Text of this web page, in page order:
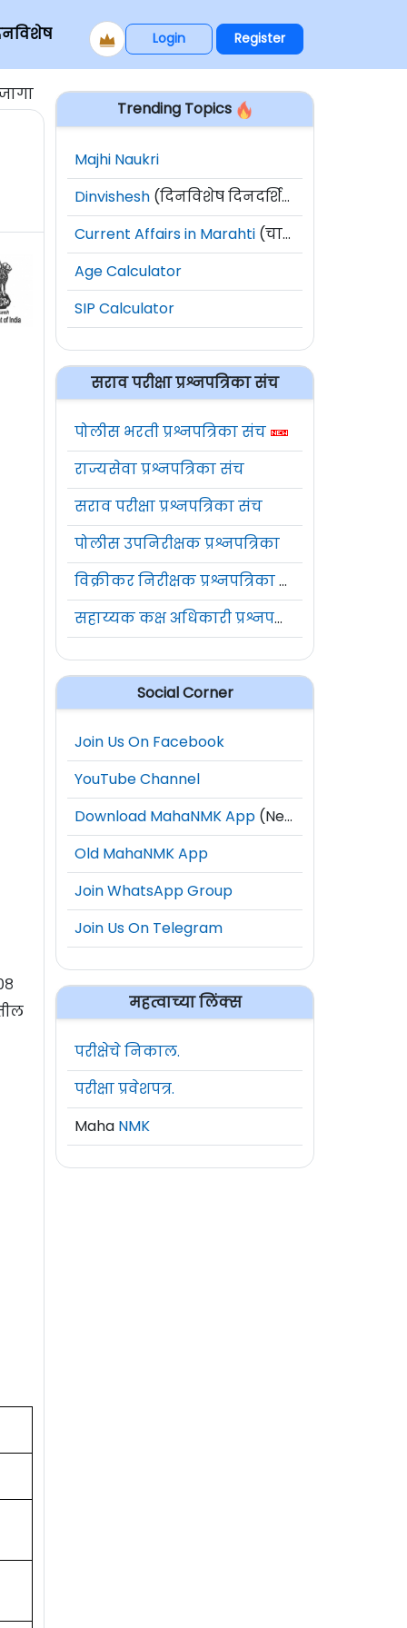
Login Register
Trending Topics
Majhi Naukri
Dinvishesh (दिनविशेष दिनदर्शिका)
Current Affairs in Marahti (चालू घडामोडी)
Age Calculator
SIP Calculator
सराव परीक्षा प्रश्नपत्रिका संच
पोलीस भरती प्रश्नपत्रिका संच
राज्यसेवा प्रश्नपत्रिका संच
सराव परीक्षा प्रश्नपत्रिका संच
पोलीस उपनिरीक्षक प्रश्नपत्रिका
विक्रीकर निरीक्षक प्रश्नपत्रिका संच
सहाय्यक कक्ष अधिकारी प्रश्नपत्रिका संच
Social Corner
Join Us On Facebook
YouTube Channel
Download MahaNMK App (New)
Old MahaNMK App
Join WhatsApp Group
Join Us On Telegram
महत्वाच्या लिंक्स
परीक्षेचे निकाल.
परीक्षा प्रवेशपत्र.
Maha NMK